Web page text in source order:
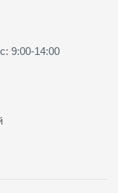
9:00-14:00